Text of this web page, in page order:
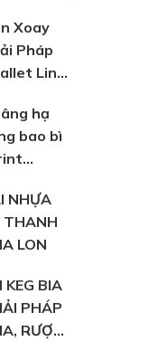
Xoay
Pháp
Linh
Xuấthạ
bao bì
NHỰA
THANH
LON
BIA
PHÁP
RƯỢU,